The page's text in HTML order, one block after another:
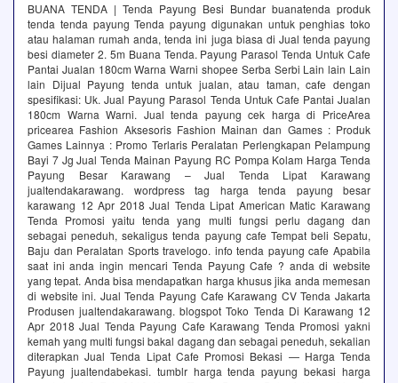
BUANA TENDA | Tenda Payung Besi Bundar buanatenda produk
tenda tenda payung Tenda payung digunakan untuk penghias toko
atau halaman rumah anda, tenda ini juga biasa di Jual tenda payung
besi diameter 2. 5m Buana Tenda. Payung Parasol Tenda Untuk Cafe
Pantai Jualan 180cm Warna Warni shopee Serba Serbi Lain lain Lain
lain Dijual Payung tenda untuk jualan, atau taman, cafe dengan
spesifikasi: Uk. Jual Payung Parasol Tenda Untuk Cafe Pantai Jualan
180cm Warna Warni. Jual tenda payung cek harga di PriceArea
pricearea Fashion Aksesoris Fashion Mainan dan Games : Produk
Games Lainnya : Promo Terlaris Peralatan Perlengkapan Pelampung
Bayi 7 Jg Jual Tenda Mainan Payung RC Pompa Kolam Harga Tenda
Payung Besar Karawang – Jual Tenda Lipat Karawang
jualtendakarawang. wordpress tag harga tenda payung besar
karawang 12 Apr 2018 Jual Tenda Lipat American Matic Karawang
Tenda Promosi yaitu tenda yang multi fungsi perlu dagang dan
sebagai peneduh, sekaligus tenda payung cafe Tempat beli Sepatu,
Baju dan Peralatan Sports travelogo. info tenda payung cafe Apabila
saat ini anda ingin mencari Tenda Payung Cafe ? anda di website
yang tepat. Anda bisa mendapatkan harga khusus jika anda memesan
di website ini. Jual Tenda Payung Cafe Karawang CV Tenda Jakarta
Produsen jualtendakarawang. blogspot Toko Tenda Di Karawang 12
Apr 2018 Jual Tenda Payung Cafe Karawang Tenda Promosi yakni
kemah yang multi fungsi bakal dagang dan sebagai peneduh, sekalian
diterapkan Jual Tenda Lipat Cafe Promosi Bekasi — Harga Tenda
Payung jualtendabekasi. tumblr harga tenda payung bekasi harga